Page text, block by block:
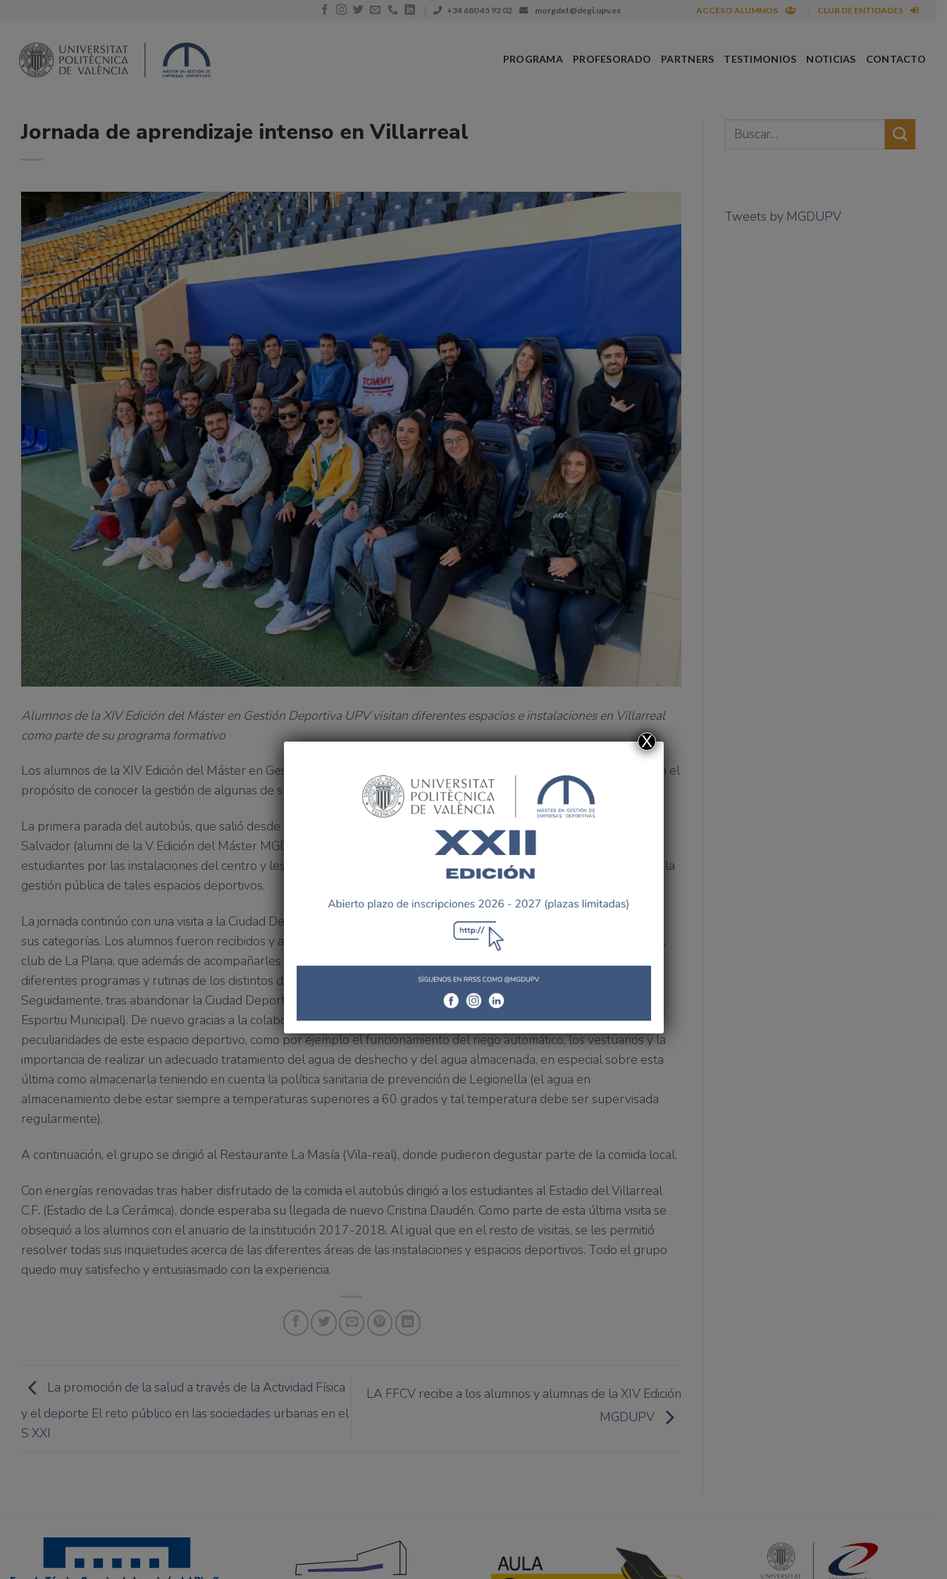
contenido
+34 680 45 92 02 morgdxt@degi.upv.es ACCESO ALUMNOS CLUB DE ENTIDADES
PROGRAMA PROFESORADO PARTNERS TESTIMONIOS NOTICIAS CONTACTO
Jornada de aprendizaje intenso en Villarreal
Alumnos de la XIV Edición del Máster en Gestión Deportiva UPV visitan diferentes espacios e instalaciones en Villarreal
como parte de su programa formativo
Los alumnos de la XIV Edición del Máster en Gestión Deportiva UPV se desplazaron hasta la localidad de Vila-real con el
propósito de conocer la gestión de algunas de sus instalaciones deportivas más emblemáticas.
La primera parada del autobús, que salió desde la propia UPV, fue el Centro de Tecnificación Deportiva. Allí Marta
Salvador (alumni de la V Edición del Máster MGDUPV) y Vicente Nebot, ambos técnicos municipales, guiaron a los
estudiantes por las instalaciones del centro y les ayudaron a comprender las oportunidades y dificultades que genera la
gestión pública de tales espacios deportivos.
La jornada continúo con una visita a la Ciudad Deportiva Miralcamp, lugar de entrenamiento del Villarreal C.F. en todas
sus categorías. Los alumnos fueron recibidos y asistidos por Cristina Daudén, Responsable de Relaciones Externas del
club de La Plana, que además de acompañarles en el recorrido de las instalaciones aprovechó para dar a conocer
diferentes programas y rutinas de los distintos departamentos de la entidad amarilla.
Seguidamente, tras abandonar la Ciudad Deportiva Miralcamp, los alumnos realizaron una rápida visita al CEM (Centre
Esportiu Municipal). De nuevo gracias a la colaboración de Vicente Nebot les fue posible conocer algunas de las
peculiaridades de este espacio deportivo, como por ejemplo el funcionamiento del riego automático, los vestuarios y la
importancia de realizar un adecuado tratamiento del agua de deshecho y del agua almacenada, en especial sobre esta
última como almacenarla teniendo en cuenta la política sanitaria de prevención de Legionella (el agua en
almacenamiento debe estar siempre a temperaturas superiores a 60 grados y tal temperatura debe ser supervisada
regularmente).
A continuación, el grupo se dirigió al Restaurante La Masía (Vila-real), donde pudieron degustar parte de la comida local.
Con energías renovadas tras haber disfrutado de la comida el autobús dirigió a los estudiantes al Estadio del Villarreal
C.F. (Estadio de La Cerámica), donde esperaba su llegada de nuevo Cristina Daudén. Como parte de esta última visita se
obsequió a los alumnos con el anuario de la institución 2017-2018. Al igual que en el resto de visitas, se les permitió
resolver todas sus inquietudes acerca de las diferentes áreas de las instalaciones y espacios deportivos. Todo el grupo
quedo muy satisfecho y entusiasmado con la experiencia.
La promoción de la salud a través de la Actividad Física
y el deporte El reto público en las sociedades urbanas en el
S XXI
LA FFCV recibe a los alumnos y alumnas de la XIV Edición
MGDUPV
Tweets by MGDUPV
X